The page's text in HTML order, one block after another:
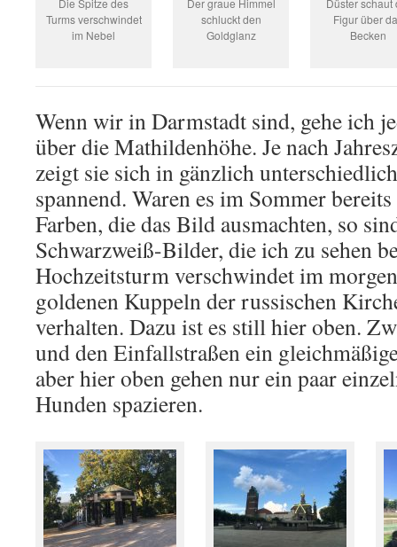
Die Spitze des
Turms verschwindet
im Nebel
Der graue Himmel
schluckt den
Goldglanz
Düster schaut
Figur über
Becken
Wenn wir in Darmstadt sind, gehe ich
über die Mathildenhöhe. Je nach
zeigt sie sich in gänzlich
spannend. Waren es im Sommer
Farben, die das Bild ausmachten, so
Schwarzweiß-Bilder, die ich zu sehen
Hochzeitsturm verschwindet im
goldenen Kuppeln der russischen
verhalten. Dazu ist es still hier oben.
und den Einfallstraßen ein
aber hier oben gehen nur ein paar
Hunden spazieren.